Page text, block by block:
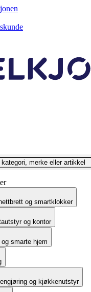
og smartklokker
og kontor
smarte hjem
og kjøkkenutstyr